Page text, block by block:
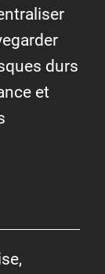
durs
et